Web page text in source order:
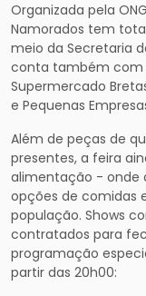
Organizada pela
Namorados tem
meio da Secretaria
conta também com
Supermercado
e Pequenas
Além de peças de
presentes, a feira
alimentação - onde
opções de comidas
população. Shows
contratados para
programação
partir das 20h00: